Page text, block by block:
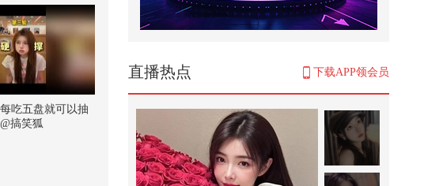
萌娃日常趣味生活合集
美俄外长碰头后，克宫火速给中方
一个交代：俄美关系没有任何进展
251
12违禁电器会招来致命连锁惩罚
《熄灯即赴死》
直播热点 下载APP领会员
吃五盘就可以抽
搞笑狐